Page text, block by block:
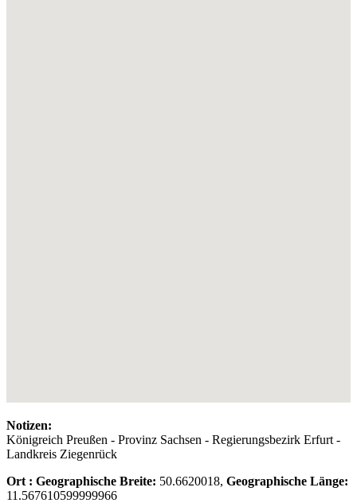
Notizen:
Königreich Preußen - Provinz Sachsen - Regierungsbezirk Erfurt -
Landkreis Ziegenrück
Ort : Geographische Breite: 50.6620018, Geographische Länge:
11.567610599999966